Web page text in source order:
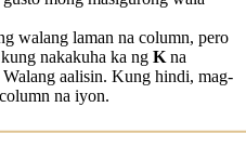
walang laman na column, pero
nakakuha ka ng Kna
aalisin. Kung hindi, mag-
na iyon.